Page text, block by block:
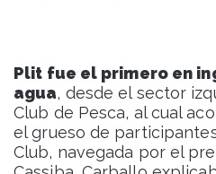
Plit fue el primero en
agua, desde el sector
Club de Pesca, al cual
el grueso de
Club, navegada por el